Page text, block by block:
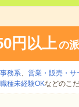
円以上の
務系、 営業・販売・サ
職種未経験OKなどのこ